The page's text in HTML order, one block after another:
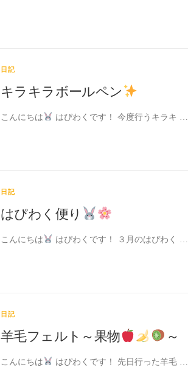
日記
キラキラボールペン
こんにちは はぴわくです！ 今度行うキラキ …
日記
はぴわく便り
こんにちは はぴわくです！ ３月のはぴわく …
日記
羊毛フェルト～果物 ～
こんにちは はぴわくです！ 先日行った羊毛 …